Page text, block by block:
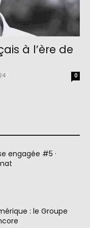
à l’ère de
0
engagée #5 ·
: le Groupe